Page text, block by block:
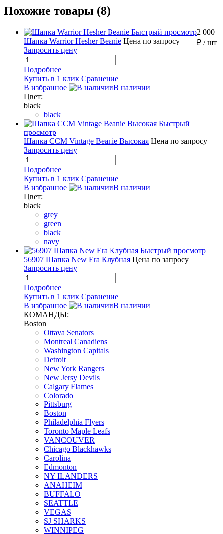
Похожие товары (8)
Быстрый просмотр
Шапка Warrior Hesher Beanie Цена по запросу
Запросить цену
Подробнее
Купить в 1 клик Сравнение
В избранное
В наличии
Цвет:
black
black
Быстрый
просмотр
Шапка CCM Vintage Beanie Высокая Цена по запросу
Запросить цену
Подробнее
Купить в 1 клик Сравнение
В избранное
В наличии
Цвет:
black
grey
green
black
navy
Быстрый просмотр
56907 Шапка New Era Клубная Цена по запросу
Запросить цену
Подробнее
Купить в 1 клик Сравнение
В избранное
В наличии
КОМАНДЫ:
Boston
Ottava Senators
Montreal Canadiens
Washington Capitals
Detroit
New York Rangers
New Jersy Devils
Calgary Flames
Colorado
Pittsburg
Boston
Philadelphia Flyers
Toronto Maple Leafs
VANCOUVER
Chicago Blackhawks
Carolina
Edmonton
NY ILANDERS
ANAHEIM
BUFFALO
SEATTLE
VEGAS
SJ SHARKS
WINNIPEG
2 000
₽ / шт